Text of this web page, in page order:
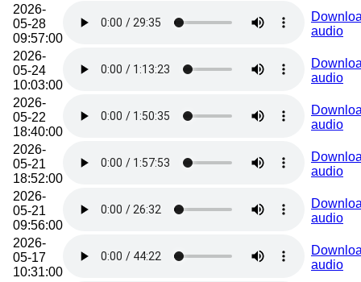
2026-
05-28
09:57:00
audio
2026-
05-24
10:03:00
audio
2026-
05-22
18:40:00
audio
2026-
05-21
18:52:00
audio
2026-
05-21
09:56:00
audio
2026-
05-17
10:31:00
audio